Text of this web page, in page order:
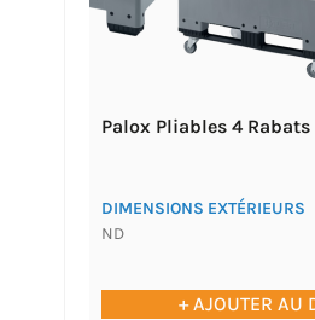
Palox Pliables 4 Rabats
DIMENSIONS EXTÉRIEURS
ND
+ AJOUTER AU